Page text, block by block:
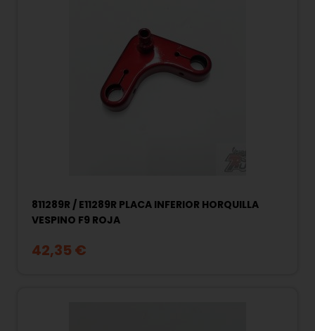
811289R / E11289R PLACA INFERIOR HORQUILLA
VESPINO F9 ROJA
42,35 €